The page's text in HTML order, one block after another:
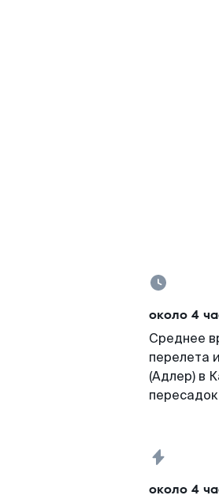
около 4
Среднее
перелета
(Адлер) в
пересадок
около 4